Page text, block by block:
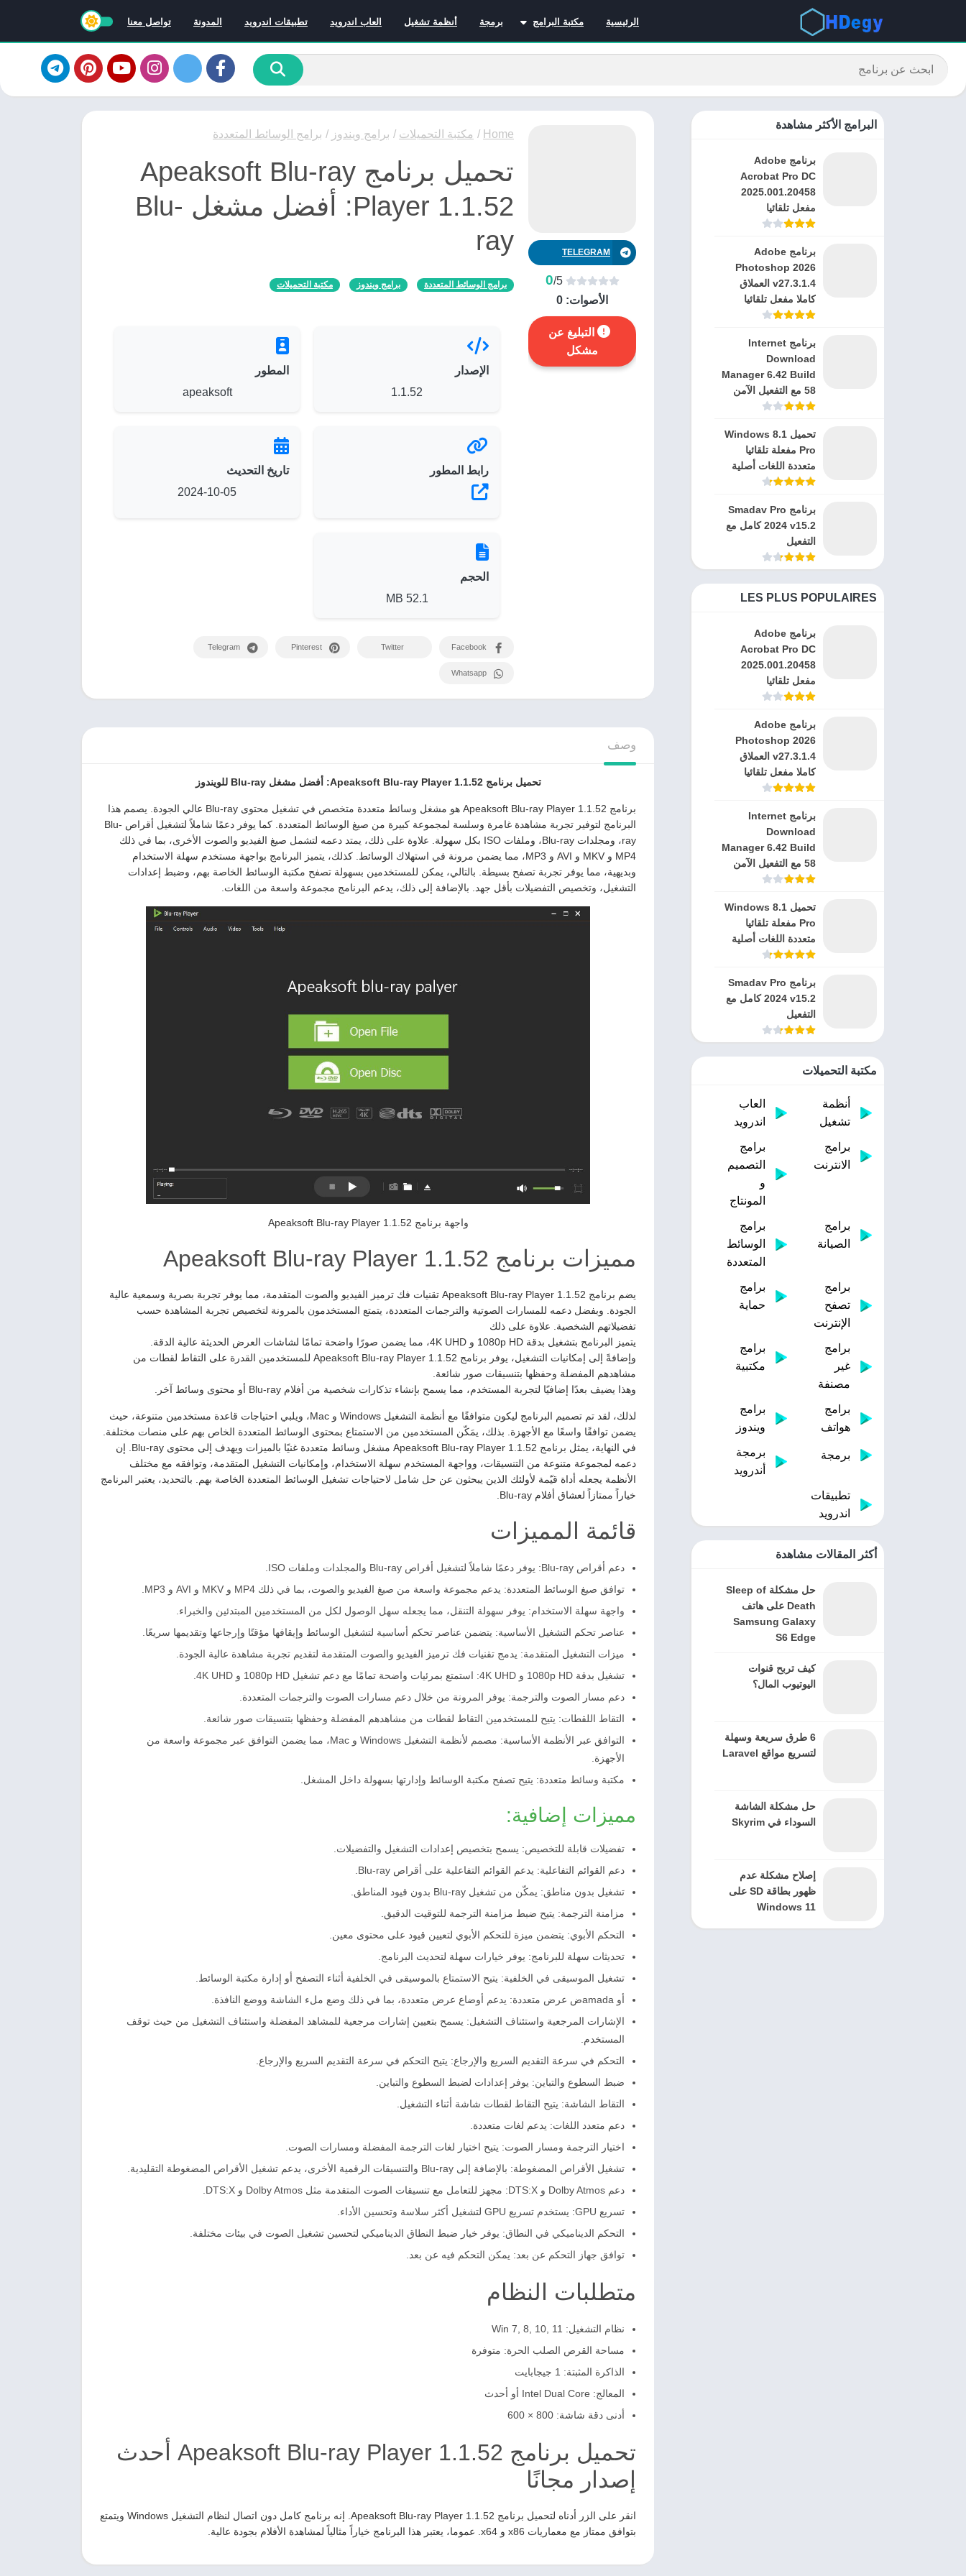
الرئيسية مكتبة البرامج
برامج الانترنت
برامج الوسائط المتعددة
برامج تصفح الإنترنت
مضادات الفيروسات
برمجة أنظمة تشغيل العاب اندرويد تطبيقات اندرويد المدونة تواصل معنا
Home
/ مكتبة التحميلات / برامج ويندوز / برامج الوسائط المتعددة
تحميل برنامج Apeaksoft Blu-ray
Player 1.1.52: أفضل مشغل Blu-
ray
برامج الوسائط المتعددة برامج ويندوز مكتبة التحميلات
الإصدار
1.1.52
المطور
apeaksoft
رابط المطور
تاريخ التحديث
2024-10-05
الحجم
52.1 MB
TELEGRAM
0/5
الأصوات: 0
التبليغ عن
مشكل
Facebook
Twitter
Pinterest
Telegram
Whatsapp
وصف
تحميل برنامج Apeaksoft Blu-ray Player 1.1.52: أفضل مشغل Blu-ray للويندوز
برنامج Apeaksoft Blu-ray Player 1.1.52 هو مشغل وسائط متعددة متخصص في تشغيل محتوى Blu-ray عالي الجودة. يصمم هذا
البرنامج لتوفير تجربة مشاهدة غامرة وسلسة لمجموعة كبيرة من صيغ الوسائط المتعددة. كما يوفر دعمًا شاملاً لتشغيل أقراص Blu-
ray، ومجلدات Blu-ray، وملفات ISO بكل سهولة. علاوة على ذلك، يمتد دعمه لتشمل صيغ الفيديو والصوت الأخرى، بما في ذلك
MP4 و MKV و AVI و MP3، مما يضمن مرونة في استهلاك الوسائط. كذلك، يتميز البرنامج بواجهة مستخدم سهلة الاستخدام
وبديهية، مما يوفر تجربة تصفح بسيطة. بالتالي، يمكن للمستخدمين بسهولة تصفح مكتبة الوسائط الخاصة بهم، وضبط إعدادات
التشغيل، وتخصيص التفضيلات بأقل جهد. بالإضافة إلى ذلك، يدعم البرنامج مجموعة واسعة من اللغات.
واجهة برنامج Apeaksoft Blu-ray Player 1.1.52
مميزات برنامج Apeaksoft Blu-ray Player 1.1.52
يضم برنامج Apeaksoft Blu-ray Player 1.1.52 تقنيات فك ترميز الفيديو والصوت المتقدمة، مما يوفر تجربة بصرية وسمعية عالية
الجودة. وبفضل دعمه للمسارات الصوتية والترجمات المتعددة، يتمتع المستخدمون بالمرونة لتخصيص تجربة المشاهدة حسب
تفضيلاتهم الشخصية. علاوة على ذلك
يتميز البرنامج بتشغيل بدقة 1080p HD و 4K UHD، مما يضمن صورًا واضحة تمامًا لشاشات العرض الحديثة عالية الدقة.
وإضافةً إلى إمكانيات التشغيل، يوفر برنامج Apeaksoft Blu-ray Player 1.1.52 للمستخدمين القدرة على التقاط لقطات من
مشاهدهم المفضلة وحفظها بتنسيقات صور شائعة.
وهذا يضيف بعدًا إضافيًا لتجربة المستخدم، مما يسمح بإنشاء تذكارات شخصية من أفلام Blu-ray أو محتوى وسائط آخر.
لذلك، لقد تم تصميم البرنامج ليكون متوافقًا مع أنظمة التشغيل Windows و Mac، ويلبي احتياجات قاعدة مستخدمين متنوعة، حيث
يضمن توافقًا واسعًا مع الأجهزة. بذلك، يمَكّن المستخدمين من الاستمتاع بمحتوى الوسائط المتعددة الخاص بهم على منصات مختلفة.
في النهاية، يمثل برنامج Apeaksoft Blu-ray Player 1.1.52 مشغل وسائط متعددة غنيًا بالميزات ويهدف إلى محتوى Blu-ray. إن
دعمه لمجموعة متنوعة من التنسيقات، وواجهة المستخدم سهلة الاستخدام، وإمكانيات التشغيل المتقدمة، وتوافقه مع مختلف
الأنظمة يجعله أداة قيّمة لأولئك الذين يبحثون عن حل شامل لاحتياجات تشغيل الوسائط المتعددة الخاصة بهم. بالتحديد، يعتبر البرنامج
خياراً ممتازاً لعشاق أفلام Blu-ray.
قائمة المميزات
دعم أقراص Blu-ray: يوفر دعمًا شاملاً لتشغيل أقراص Blu-ray والمجلدات وملفات ISO.
توافق صيغ الوسائط المتعددة: يدعم مجموعة واسعة من صيغ الفيديو والصوت، بما في ذلك MP4 و MKV و AVI و MP3.
واجهة سهلة الاستخدام: يوفر سهولة التنقل، مما يجعله سهل الوصول لكل من المستخدمين المبتدئين والخبراء.
عناصر تحكم التشغيل الأساسية: يتضمن عناصر تحكم أساسية لتشغيل الوسائط وإيقافها مؤقتًا وإرجاعها وتقديمها سريعًا.
ميزات التشغيل المتقدمة: يدمج تقنيات فك ترميز الفيديو والصوت المتقدمة لتقديم تجربة مشاهدة عالية الجودة.
تشغيل بدقة 1080p HD و 4K UHD: استمتع بمرئيات واضحة تمامًا مع دعم تشغيل 1080p HD و 4K UHD.
دعم مسار الصوت والترجمة: يوفر المرونة من خلال دعم مسارات الصوت والترجمات المتعددة.
التقاط اللقطات: يتيح للمستخدمين التقاط لقطات من مشاهدهم المفضلة وحفظها بتنسيقات صور شائعة.
التوافق عبر الأنظمة الأساسية: مصمم لأنظمة التشغيل Windows و Mac، مما يضمن التوافق عبر مجموعة واسعة من
الأجهزة.
مكتبة وسائط متعددة: يتيح تصفح مكتبة الوسائط وإدارتها بسهولة داخل المشغل.
مميزات إضافية:
تفضيلات قابلة للتخصيص: يسمح بتخصيص إعدادات التشغيل والتفضيلات.
دعم القوائم التفاعلية: يدعم القوائم التفاعلية على أقراص Blu-ray.
تشغيل بدون مناطق: يمكّن من تشغيل Blu-ray بدون قيود المناطق.
مزامنة الترجمة: يتيح ضبط مزامنة الترجمة للتوقيت الدقيق.
التحكم الأبوي: يتضمن ميزة للتحكم الأبوي لتعيين قيود على محتوى معين.
تحديثات سهلة للبرنامج: يوفر خيارات سهلة لتحديث البرنامج.
تشغيل الموسيقى في الخلفية: يتيح الاستمتاع بالموسيقى في الخلفية أثناء التصفح أو إدارة مكتبة الوسائط.
أو amadaض عرض متعددة: يدعم أوضاع عرض متعددة، بما في ذلك وضع ملء الشاشة ووضع النافذة.
الإشارات المرجعية واستئناف التشغيل: يسمح بتعيين إشارات مرجعية للمشاهد المفضلة واستئناف التشغيل من حيث توقف
المستخدم.
التحكم في سرعة التقديم السريع والإرجاع: يتيح التحكم في سرعة التقديم السريع والإرجاع.
ضبط السطوع والتباين: يوفر إعدادات لضبط السطوع والتباين.
التقاط الشاشة: يتيح التقاط لقطات شاشة أثناء التشغيل.
دعم متعدد اللغات: يدعم لغات متعددة.
اختيار الترجمة ومسار الصوت: يتيح اختيار لغات الترجمة المفضلة ومسارات الصوت.
تشغيل الأقراص المضغوطة: بالإضافة إلى Blu-ray والتنسيقات الرقمية الأخرى، يدعم تشغيل الأقراص المضغوطة التقليدية.
دعم Dolby Atmos و DTS:X: مجهز للتعامل مع تنسيقات الصوت المتقدمة مثل Dolby Atmos و DTS:X.
تسريع GPU: يستخدم تسريع GPU لتشغيل أكثر سلاسة وتحسين الأداء.
التحكم الديناميكي في النطاق: يوفر خيار ضبط النطاق الديناميكي لتحسين تشغيل الصوت في بيئات مختلفة.
توافق جهاز التحكم عن بعد: يمكن التحكم فيه عن بعد.
متطلبات النظام
نظام التشغيل: Win 7, 8, 10, 11
مساحة القرص الصلب الحرة: متوفرة
الذاكرة المثبتة: 1 جيجابايت
المعالج: Intel Dual Core أو أحدث
أدنى دقة شاشة: 800 × 600
تحميل برنامج Apeaksoft Blu-ray Player 1.1.52 أحدث
إصدار مجانًا
انقر على الزر أدناه لتحميل برنامج Apeaksoft Blu-ray Player 1.1.52. إنه برنامج كامل دون اتصال لنظام التشغيل Windows ويتمتع
بتوافق ممتاز مع معماريات x86 و x64. عموما، يعتبر هذا البرنامج خياراً مثالياً لمشاهدة الأفلام بجودة عالية.
البرامج الأكثر مشاهدة
برنامج Adobe
Acrobat Pro DC
2025.001.20458
مفعل تلقائيا
برنامج Adobe
Photoshop 2026
v27.3.1.4 العملاق
كاملا مفعل تلقائيا
برنامج Internet
Download
Manager 6.42 Build
58 مع التفعيل الآمن
تحميل Windows 8.1
Pro مفعلة تلقائيا
متعددة اللغات أصلية
برنامج Smadav Pro
2024 v15.2 كامل مع
التفعيل
LES PLUS POPULAIRES
برنامج Adobe
Acrobat Pro DC
2025.001.20458
مفعل تلقائيا
برنامج Adobe
Photoshop 2026
v27.3.1.4 العملاق
كاملا مفعل تلقائيا
برنامج Internet
Download
Manager 6.42 Build
58 مع التفعيل الآمن
تحميل Windows 8.1
Pro مفعلة تلقائيا
متعددة اللغات أصلية
برنامج Smadav Pro
2024 v15.2 كامل مع
التفعيل
مكتبة التحميلات
أنظمة
تشغيل
العاب
اندرويد
برامج
الانترنت
برامج
التصميم
و
المونتاج
برامج
الصيانة
برامج
الوسائط
المتعددة
برامج
تصفح
الإنترنت
برامج
حماية
برامج
غير
مصنفة
برامج
مكتبية
برامج
هواتف
برامج
ويندوز
برمجة
برمجة
أندرويد
تطبيقات
اندرويد
أكثر المقالات مشاهدة
حل مشكلة Sleep of
Death على هاتف
Samsung Galaxy
S6 Edge
كيف تربح قنوات
اليوتيوب المال؟
6 طرق سريعة وسهلة
لتسريع مواقع Laravel
حل مشكلة الشاشة
السوداء في Skyrim
إصلاح مشكلة عدم
ظهور بطاقة SD على
Windows 11